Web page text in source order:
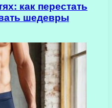
как перестать
шедевры